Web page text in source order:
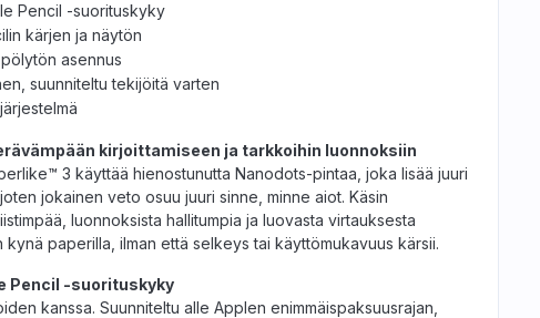
Pencil -suorituskyky
kärjen ja näytön
asennus
suunniteltu tekijöitä varten
kirjoittamiseen ja tarkkoihin luonnoksiin
3 käyttää hienostunutta Nanodots-pintaa, joka lisää juuri
jokainen veto osuu juuri sinne, minne aiot. Käsin
luonnoksista hallitumpia ja luovasta virtauksesta
kynä paperilla, ilman että selkeys tai käyttömukavuus kärsii.
Pencil -suorituskyky
kanssa. Suunniteltu alle Applen enimmäispaksuusrajan,